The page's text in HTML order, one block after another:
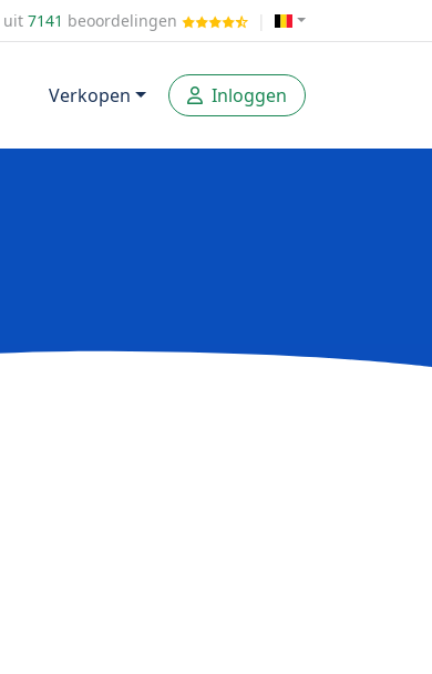
uit7141 beoordelingen
Verkopen Inloggen